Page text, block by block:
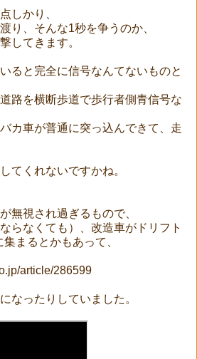
しかり、
り、そんな1秒を争うのか、
してきます。
ると完全に信号なんてないものと
路を横断歩道で歩行者側青信号な
カ車が普通に突っ込んできて、走
てくれないですかね。
無視され過ぎるもので、
らなくても）、改造車がドリフト
まるとかもあって、
article/286599
なったりしていました。